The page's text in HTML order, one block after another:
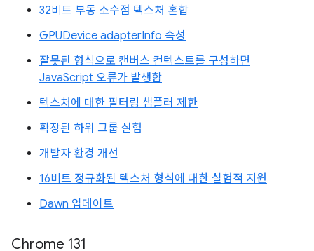
32비트 부동 소수점 텍스처 혼합
GPUDevice adapterInfo 속성
잘못된 형식으로 캔버스 컨텍스트를 구성하면
JavaScript 오류가 발생함
텍스처에 대한 필터링 샘플러 제한
확장된 하위 그룹 실험
개발자 환경 개선
16비트 정규화된 텍스처 형식에 대한 실험적 지원
Dawn 업데이트
Chrome 131